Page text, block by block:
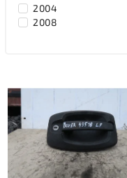
2004
2008